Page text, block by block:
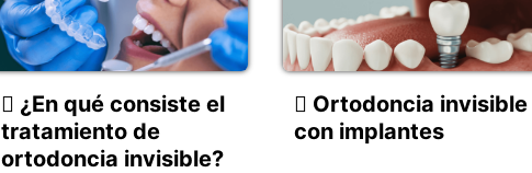
¿En qué consiste el
tratamiento de
ortodoncia invisible?
Ortodoncia invisible
con implantes